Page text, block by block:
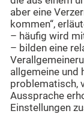
aber eine
kommen“,
– häufig wird
– bilden eine
allgemeine und
problematisch,
Aussprache
Einstellungen